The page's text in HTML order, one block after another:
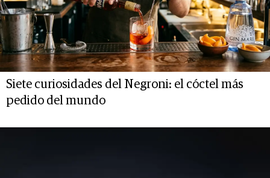
Siete curiosidades del Negroni: el cóctel más
pedido del mundo